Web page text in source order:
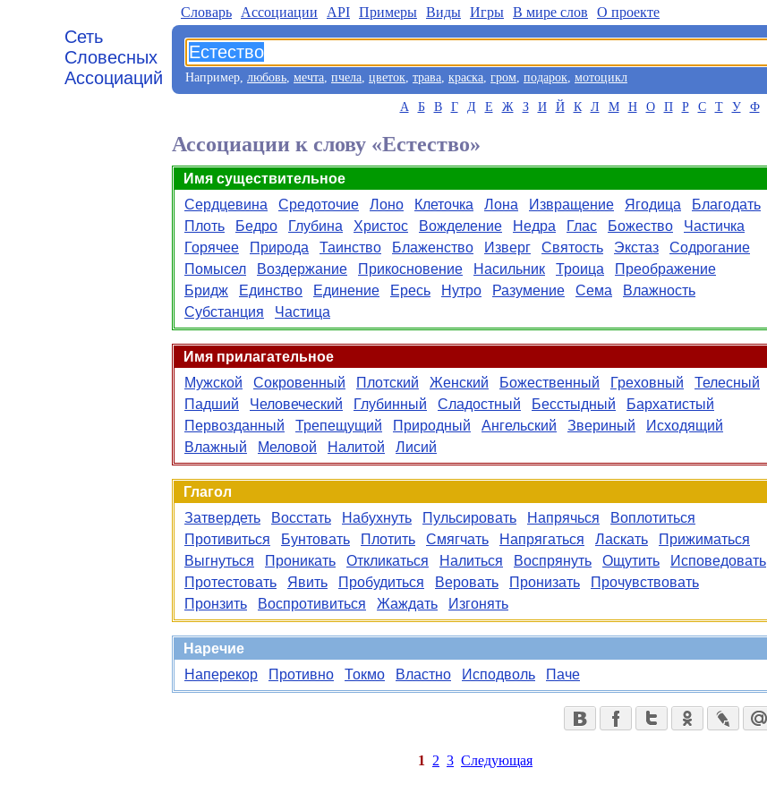
Сеть
Словесных
Ассоциаций
Словарь Aссоциации API Примеры Виды Игры В мире слов О проекте
Например, любовь, мечта, пчела, цветок, трава, краска, гром, подарок, мотоцикл
А Б В Г Д Е Ж З И Й К Л М Н О П Р С Т У Ф
Ассоциации к слову «Естество»
Имя существительное
Сердцевина
Средоточие Лоно Клеточка Лона Извращение Ягодица
Благодать
Плоть
Бедро Глубина Христос Вожделение Недра Глас Божество
Частичка
Горячее
Природа Таинство Блаженство Изверг Святость Экстаз
Содрогание
Помысел
Воздержание Прикосновение Насильник Троица
Преображение
Бридж
Единство Единение Ересь Нутро Разумение Сема
Влажность
Субстанция
Частица
Имя прилагательное
Мужской
Сокровенный Плотский Женский Божественный Греховный
Телесный
Падший
Человеческий Глубинный Сладостный Бесстыдный
Бархатистый
Первозданный
Трепещущий Природный Ангельский Звериный
Исходящий
Влажный
Меловой Налитой Лисий
Глагол
Затвердеть
Восстать Набухнуть Пульсировать Напрячься
Воплотиться
Противиться
Бунтовать Плотить Смягчать Напрягаться Ласкать
Прижиматься
Выгнуться
Проникать Откликаться Налиться Воспрянуть Ощутить
Исповедовать
Протестовать
Явить Пробудиться Веровать Пронизать
Прочувствовать
Пронзить
Воспротивиться Жаждать Изгонять
Наречие
Наперекор
Противно Токмо Властно Исподволь Паче
1 2 3 Следующая